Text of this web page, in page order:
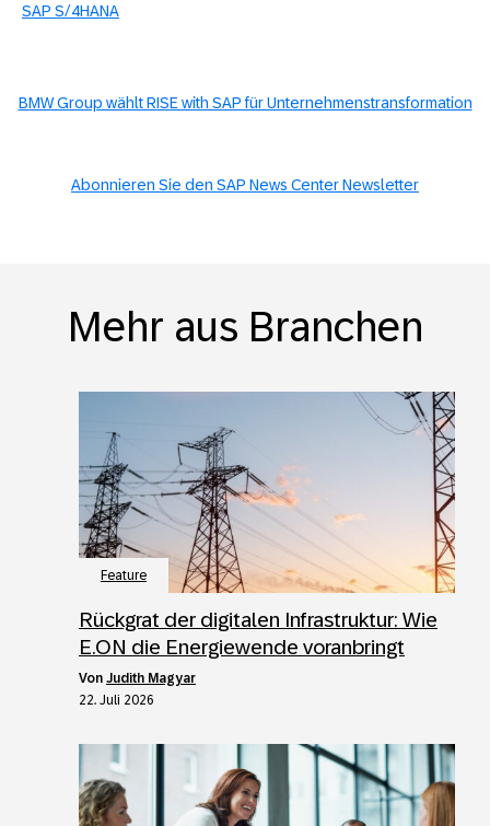
SAP S/4HANA
BMW Group wählt RISE with SAP für Unternehmenstransformation
Abonnieren Sie den SAP News Center Newsletter
Mehr aus Branchen
Feature
Rückgrat der digitalen Infrastruktur: Wie
E.ON die Energiewende voranbringt
von Judith Magyar
22. Juli 2026